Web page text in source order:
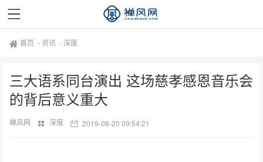
首页 - 资讯 -深度
三大语系同台演出 这场慈孝感恩音乐会
的背后意义重大
禅风网 深度 2019-08-20 09:54:21